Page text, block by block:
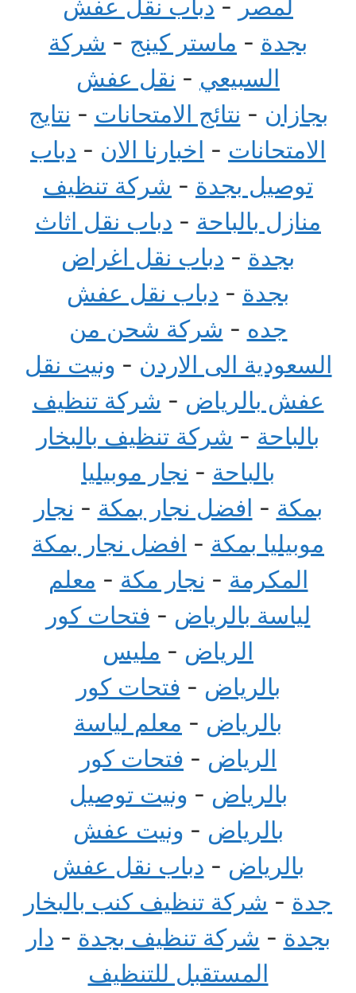
لمصر - دباب نقل عفش
بجدة - ماستر كينج - شركة
السبيعي - نقل عفش
بجازان - نتائج الامتحانات - نتايج
الامتحانات - اخبارنا الان - دباب
توصيل بجدة - شركة تنظيف
منازل بالباحة - دباب نقل اثاث
بجدة - دباب نقل اغراض
بجدة - دباب نقل عفش
جده - شركة شحن من
السعودية الى الاردن - ونيت نقل
عفش بالرياض - شركة تنظيف
بالباحة - شركة تنظيف بالبخار
بالباحة - نجار موبيليا
بمكة - افضل نجار بمكة - نجار
موبيليا بمكة - افضل نجار بمكة
المكرمة - نجار مكة - معلم
لياسة بالرياض - فتحات كور
الرياض - مليس
بالرياض - فتحات كور
بالرياض - معلم لياسة
الرياض - فتحات كور
بالرياض - ونيت توصيل
بالرياض - ونيت عفش
بالرياض - دباب نقل عفش
جدة - شركة تنظيف كنب بالبخار
بجدة - شركة تنظيف بجدة - دار
المستقبل للتنظيف